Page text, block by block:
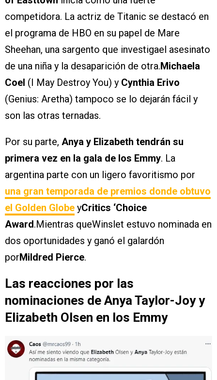
competidora. La actriz de Titanic se destacó en
el programa de HBO en su papel de Mare
Sheehan, una sargento que investigael asesinato
de una niña y la desaparición de otra.Michaela
Coel (I May Destroy You) y Cynthia Erivo
(Genius: Aretha) tampoco se lo dejarán fácil y
son las otras ternadas.
Por su parte, Anya y Elizabeth tendrán su
primera vez en la gala de los Emmy. La
argentina parte con un ligero favoritismo por
una gran temporada de premios donde obtuvo
el Golden Globe yCritics ‘Choice
Award.Mientras queWinslet estuvo nominada en
dos oportunidades y ganó el galardón
porMildred Pierce.
Las reacciones por las
nominaciones de Anya Taylor-Joy y
Elizabeth Olsen en los Emmy